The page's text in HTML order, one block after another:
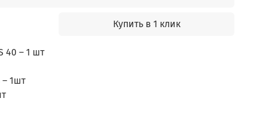
Купить в 1 клик
40 – 1 шт
1шт